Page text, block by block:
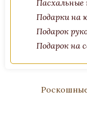
Пасхальные
Подарки на
Подарок
Подарок на